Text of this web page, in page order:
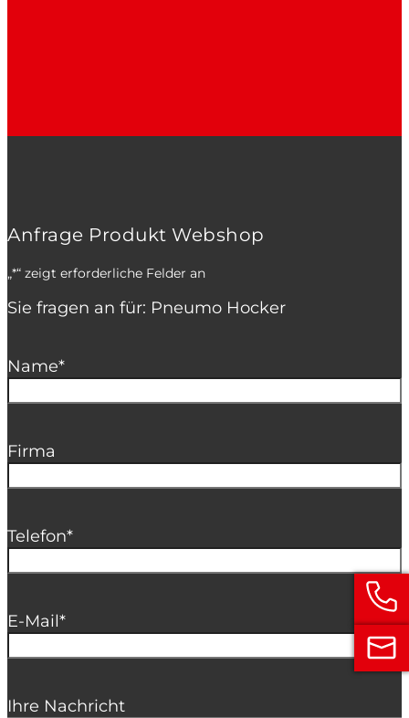
Anfrage Produkt Webshop
„*“ zeigt erforderliche Felder an
Sie fragen an für: Pneumo Hocker
Name*
Firma
Telefon*
E-Mail*
Ihre Nachricht